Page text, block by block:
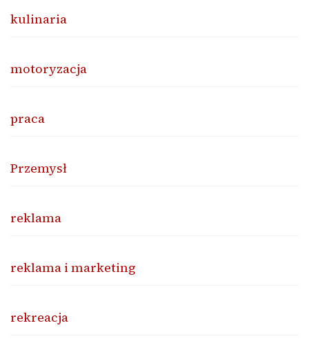
kulinaria
motoryzacja
praca
Przemysł
reklama
reklama i marketing
rekreacja